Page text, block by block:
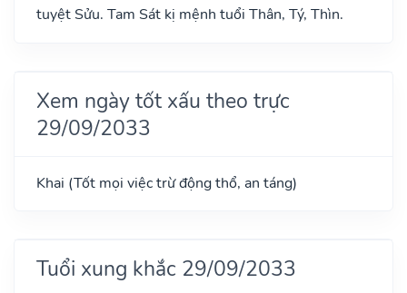
tuyệt Sửu. Tam Sát kị mệnh tuổi Thân, Tý, Thìn.
Xem ngày tốt xấu theo trực
29/09/2033
Khai (Tốt mọi việc trừ động thổ, an táng)
Tuổi xung khắc 29/09/2033